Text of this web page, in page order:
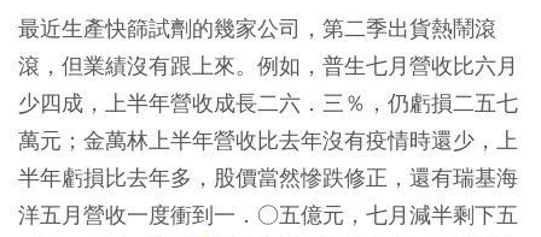
最近生產快篩試劑的幾家公司，第二季出貨熱鬧滾
滾，但業績沒有跟上來。例如，普生七月營收比六月
少四成，上半年營收成長二六．三％，仍虧損二五七
萬元；金萬林上半年營收比去年沒有疫情時還少，上
半年虧損比去年多，股價當然慘跌修正，還有瑞基海
洋五月營收一度衝到一．○五億元，七月減半剩下五